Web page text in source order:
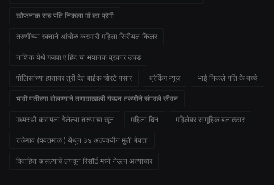
खौफनाक सच पति निकला माँ का प्रेमी
तरुणींच्या रक्ताने आंघोळ करणारी महिला सिरीयल किलर
नाशिक येथे गजवा ए हिंद चा भयानक प्रकार उघड
पोलिसांच्या हातावर तुरी देत बाईक चोरटे पसार ब्रेकिंग न्यूज भाई निकले पति के बच्चे
भावी पतीच्या बोलण्याने तणावाखाली येऊन तरुणीने संपवले जीवन
मध्यस्थी करायला गेलेल्या तरुणाचा खून महिला दिन महिलेवर सामूहिक बलात्कार
राळेगाव (यवतमाळ ) येथून ३४ अल्पवयीन मुली बेपत्ता
विवाहित असल्याचे लपवून रिसॉर्ट मध्ये नेऊन अत्याचार